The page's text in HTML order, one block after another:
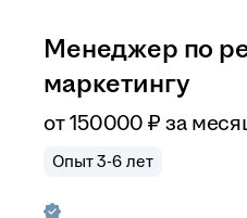
Менеджер по
маркетингу
от150 000 ₽ за
Опыт 3-6 лет